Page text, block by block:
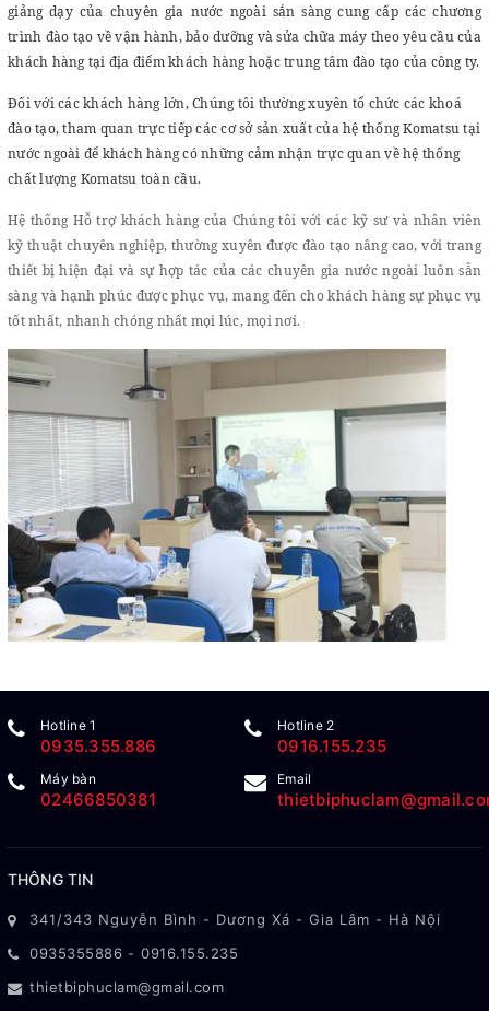
giảng dạy của chuyên gia nước ngoài sắn sàng cung cấp các chương
trình đào tạo về vận hành, bảo dưỡng và sửa chữa máy theo yêu cầu của
khách hàng tại địa điểm khách hàng hoặc trung tâm đào tạo của công ty.
Đối với các khách hàng lớn, Chúng tôi thường xuyên tổ chức các khoá
đào tạo,tham quan trực tiếp các cơ sở sản xuất của hệ thống Komatsu tại
nước ngoài để khách hàng có những cảm nhận trực quan về hệ thống
chất lượng Komatsu toàn cầu.
Hệ thống Hỗ trợ khách hàng của Chúng tôi với các kỹ sư và nhân viên
kỹ thuật chuyên nghiệp, thường xuyên được đào tạo nâng cao, với trang
thiết bị hiện đại và sự hợp tác của các chuyên gia nước ngoài luôn sẵn
sàng và hạnh phúc được phục vụ, mang đến cho khách hàng sự phục vụ
tốt nhất, nhanh chóng nhất mọi lúc, mọi nơi.
Hotline 1
0935.355.886
Hotline 2
0916.155.235
Máy bàn
02466850381
Email
THÔNG TIN
341/343 Nguyễn Bình - Dương Xá - Gia Lâm - Hà Nội
0935355886 - 0916.155.235
thietbiphuclam@gmail.com